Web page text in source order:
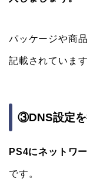
パッケージや商
記載されています
③DNS設定を
PS4にネットワ
です。